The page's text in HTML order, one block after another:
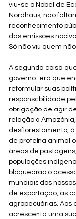
viu-se o Nobel de
Nordhaus, não
reconhecimento
das emissões
Só não viu quem não
A segunda coisa
governo terá que
reformular suas
responsabilidade
obrigação de agir
relação a
desflorestamento,
de proteína animal
áreas de
populações
bloquearão o
mundiais dos
de exportação, as
agropecuárias. Aos
acrescenta uma